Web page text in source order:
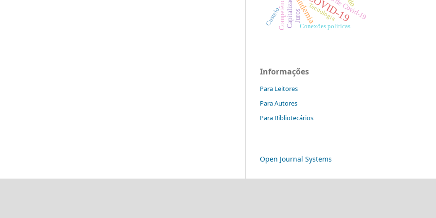
COVID-19
Pandemia
Capitalização Juros
Competências
Custeio Tecnologia
Conexões políticas
Informações
Para Leitores
Para Autores
Para Bibliotecários
Open Journal Systems